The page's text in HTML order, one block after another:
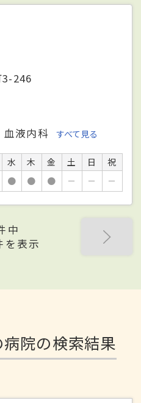
246
血液内科 すべて見る
水 木 金 土 日
祝
● ● ● － － －
中
を表示
院の検索結果